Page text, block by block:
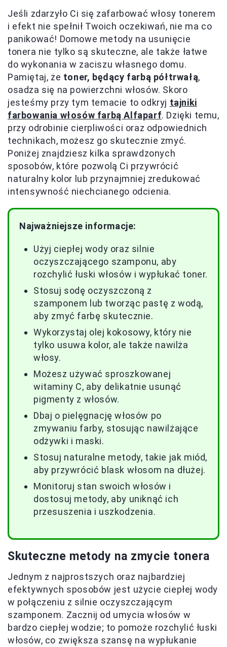
Jeśli zdarzyło Ci się zafarbować włosy tonerem
i efekt nie spełnił Twoich oczekiwań, nie ma co
panikować! Domowe metody na usunięcie
tonera nie tylko są skuteczne, ale także łatwe
do wykonania w zaciszu własnego domu.
Pamiętaj, że toner, będący farbą półtrwałą,
osadza się na powierzchni włosów. Skoro
jesteśmy przy tym temacie to odkryj tajniki
farbowania włosów farbą Alfaparf. Dzięki temu,
przy odrobinie cierpliwości oraz odpowiednich
technikach, możesz go skutecznie zmyć.
Poniżej znajdziesz kilka sprawdzonych
sposobów, które pozwolą Ci przywrócić
naturalny kolor lub przynajmniej zredukować
intensywność niechcianego odcienia.
Najważniejsze informacje:
Użyj ciepłej wody oraz silnie
oczyszczającego szamponu, aby
rozchylić łuski włosów i wypłukać toner.
Stosuj sodę oczyszczoną z
szamponem lub tworząc pastę z wodą,
aby zmyć farbę skutecznie.
Wykorzystaj olej kokosowy, który nie
tylko usuwa kolor, ale także nawilża
włosy.
Możesz używać sproszkowanej
witaminy C, aby delikatnie usunąć
pigmenty z włosów.
Dbaj o pielęgnację włosów po
zmywaniu farby, stosując nawilżające
odżywki i maski.
Stosuj naturalne metody, takie jak miód,
aby przywrócić blask włosom na dłużej.
Monitoruj stan swoich włosów i
dostosuj metody, aby uniknąć ich
przesuszenia i uszkodzenia.
Skuteczne metody na zmycie tonera
Jednym z najprostszych oraz najbardziej
efektywnych sposobów jest użycie ciepłej wody
w połączeniu z silnie oczyszczającym
szamponem. Zacznij od umycia włosów w
bardzo ciepłej wodzie; to pomoże rozchylić łuski
włosów, co zwiększa szansę na wypłukanie